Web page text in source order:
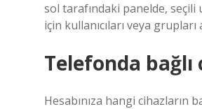
sol tarafındaki panelde,
için kullanıcıları veya grupları
Telefonda
Hesabınıza hangi cihazların